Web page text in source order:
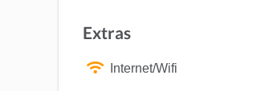
Extras
Internet/Wifi